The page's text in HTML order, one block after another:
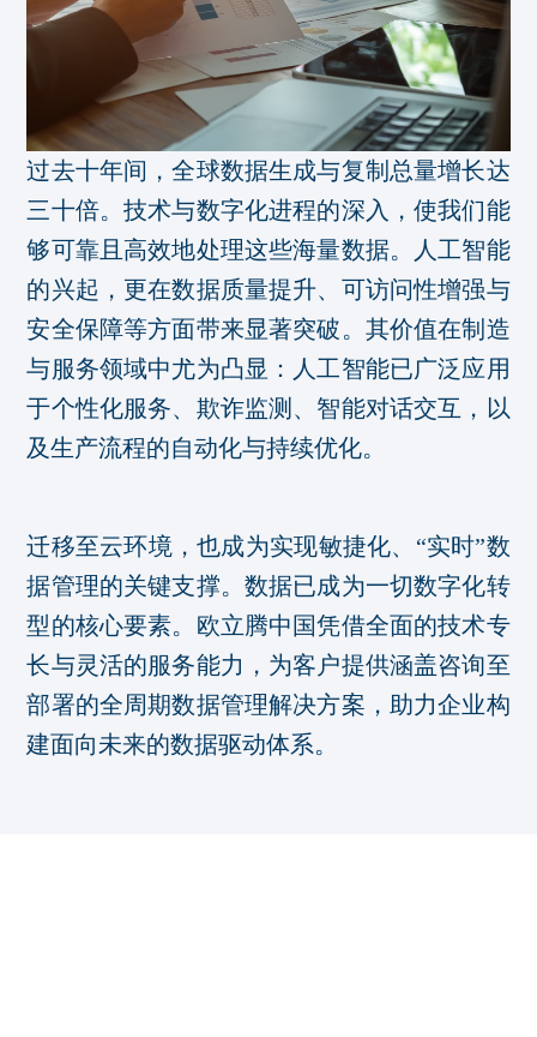
过去十年间，全球数据生成与复制总量增长达
三十倍。技术与数字化进程的深入，使我们能
够可靠且高效地处理这些海量数据。人工智能
的兴起，更在数据质量提升、可访问性增强与
安全保障等方面带来显著突破。其价值在制造
与服务领域中尤为凸显：人工智能已广泛应用
于个性化服务、欺诈监测、智能对话交互，以
及生产流程的自动化与持续优化。
迁移至云环境，也成为实现敏捷化、“实时”数
据管理的关键支撑。数据已成为一切数字化转
型的核心要素。欧立腾中国凭借全面的技术专
长与灵活的服务能力，为客户提供涵盖咨询至
部署的全周期数据管理解决方案，助力企业构
建面向未来的数据驱动体系。